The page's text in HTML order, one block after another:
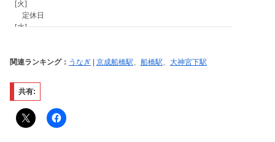
関連ランキング： うなぎ 京成船橋駅、 船橋駅、 大神宮下駅
共有: